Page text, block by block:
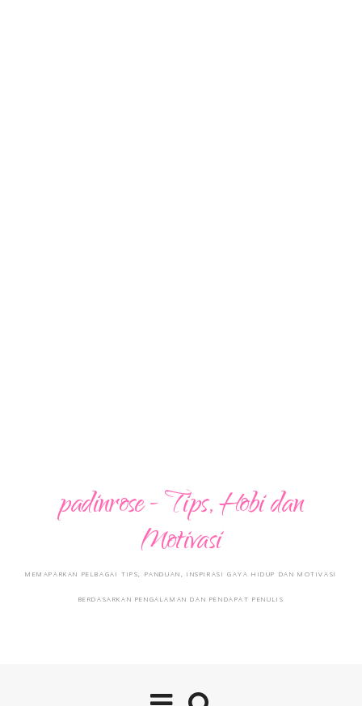
padinrose - Tips, Hobi dan
Motivasi
MEMAPARKAN PELBAGAI TIPS, PANDUAN, INSPIRASI GAYA HIDUP DAN MOTIVASI
BERDASARKAN PENGALAMAN DAN PENDAPAT PENULIS